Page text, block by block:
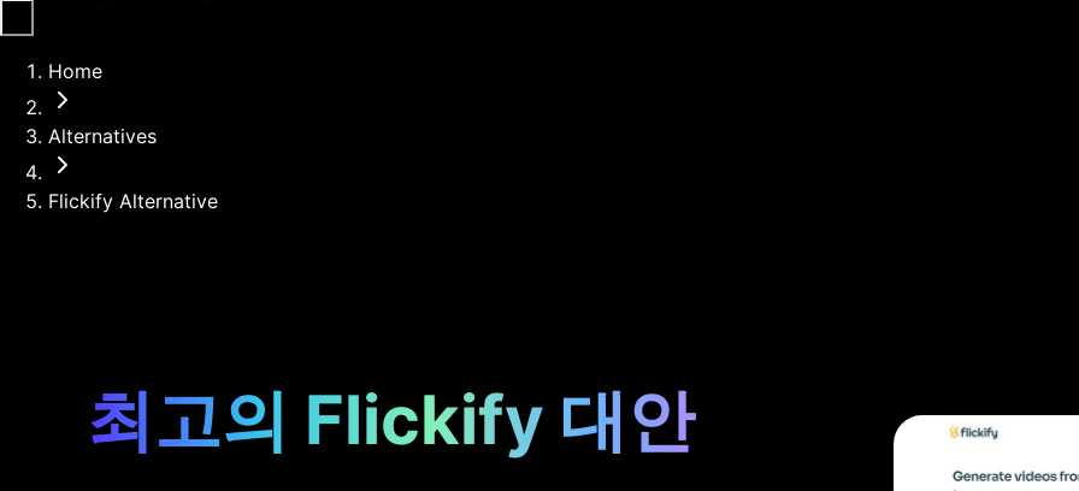
Home
Alternatives
Flickify Alternative
최고의 Flickify 대안